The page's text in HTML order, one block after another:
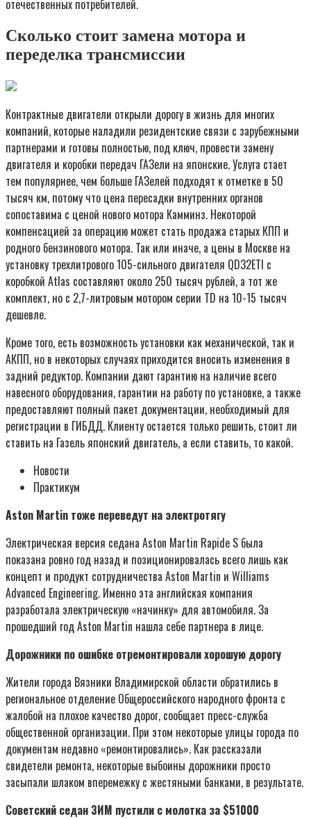
отечественных потребителей.
Сколько стоит замена мотора и
переделка трансмиссии
Контрактные двигатели открыли дорогу в жизнь для многих
компаний, которые наладили резидентские связи с зарубежными
партнерами и готовы полностью, под ключ, провести замену
двигателя и коробки передач ГАЗели на японские. Услуга стает
тем популярнее, чем больше ГАЗелей подходят к отметке в 50
тысяч км, потому что цена пересадки внутренних органов
сопоставима с ценой нового мотора Камминз. Некоторой
компенсацией за операцию может стать продажа старых КПП и
родного бензинового мотора. Так или иначе, а цены в Москве на
установку трехлитрового 105-сильного двигателя QD32ETI с
коробкой Atlas составляют около 250 тысяч рублей, а тот же
комплект, но с 2,7-литровым мотором серии TD на 10-15 тысяч
дешевле.
Кроме того, есть возможность установки как механической, так и
АКПП, но в некоторых случаях приходится вносить изменения в
задний редуктор. Компании дают гарантию на наличие всего
навесного оборудования, гарантии на работу по установке, а также
предоставляют полный пакет документации, необходимый для
регистрации в ГИБДД. Клиенту остается только решить, стоит ли
ставить на Газель японский двигатель, а если ставить, то какой.
Новости
Практикум
Aston Martin тоже переведут на электротягу
Электрическая версия седана Aston Martin Rapide S была
показана ровно год назад и позиционировалась всего лишь как
концепт и продукт сотрудничества Aston Martin и Williams
Advanced Engineering. Именно эта английская компания
разработала электрическую «начинку» для автомобиля. За
прошедший год Aston Martin нашла себе партнера в лице.
Дорожники по ошибке отремонтировали хорошую дорогу
Жители города Вязники Владимирской области обратились в
региональное отделение Общероссийского народного фронта с
жалобой на плохое качество дорог, сообщает пресс-служба
общественной организации. При этом некоторые улицы города по
документам недавно «ремонтировались». Как рассказали
свидетели ремонта, некоторые выбоины дорожники просто
засыпали шлаком вперемежку с жестяными банками, в результате.
Советский седан ЗИМ пустили с молотка за $51000